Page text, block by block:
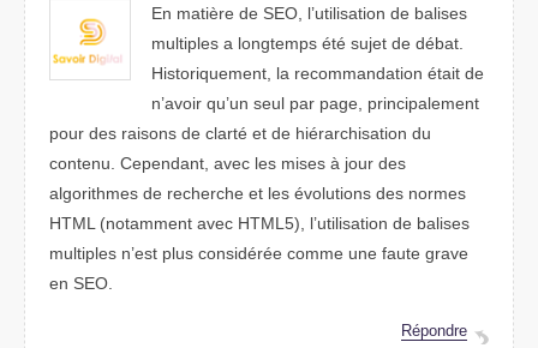
En matière de SEO, l’utilisation de balises
multiples a longtemps été sujet de débat.
Historiquement, la recommandation était de
n’avoir qu’un seul par page, principalement
pour des raisons de clarté et de hiérarchisation du
contenu. Cependant, avec les mises à jour des
algorithmes de recherche et les évolutions des normes
HTML (notamment avec HTML5), l’utilisation de balises
multiples n’est plus considérée comme une faute grave
en SEO.
Répondre